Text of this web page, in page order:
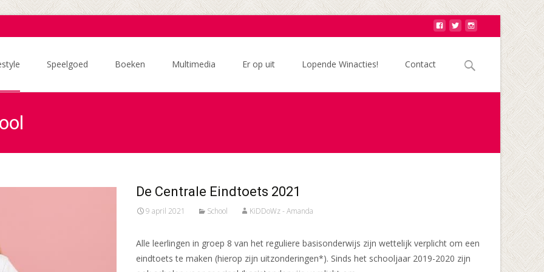
Speelgoed Boeken Multimedia Er op uit Lopende Winacties! Contact
Zoek
naar:
De Centrale Eindtoets 2021
9 april 2021 School KiDDoWz - Amanda
Alle leerlingen in groep 8 van het reguliere basisonderwijs zijn wettelijk verplicht om een
eindtoets te maken (hierop zijn uitzonderingen*). Sinds het schooljaar 2019-2020 zijn